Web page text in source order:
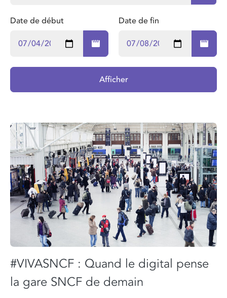
Date de début Date de fin
Afficher
#VIVASNCF : Quand le digital pense
la gare SNCF de demain